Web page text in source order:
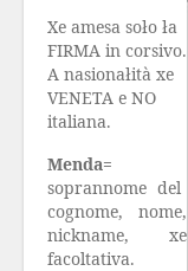
Xe amesa soło ła
FIRMA in corsivo.
A nasionałità xe
VENETA e NO
italiana.
Menda=
soprannome del
cognome, nome,
nickname, xe
facoltativa.